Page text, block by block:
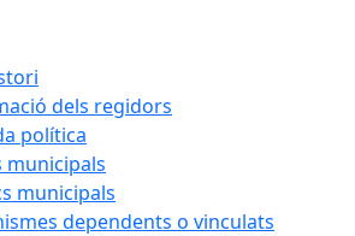
dels regidors
política
municipals
municipals
dependents o vinculats